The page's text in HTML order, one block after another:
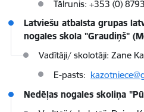
Tālrunis: +353 (0)
Latviešu atbalsta grupas
nogales skola "Graudiņš"
Vadītāji/ skolotāji: Zane
E-pasts:
Nedēļas nogales skoliņa